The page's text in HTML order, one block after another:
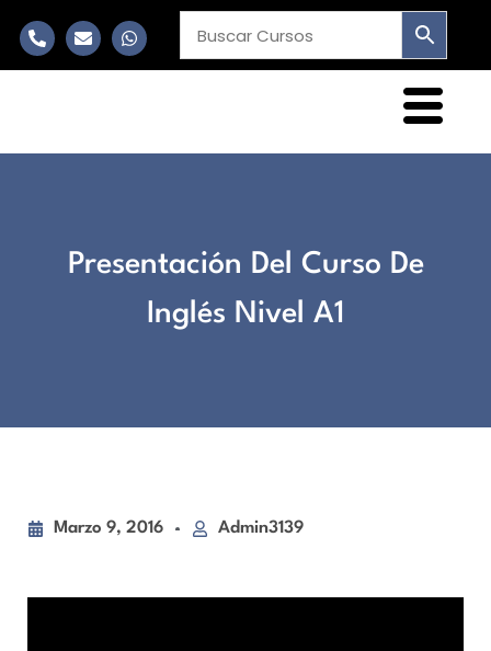
Presentación Del Curso De
Inglés Nivel A1
Marzo 9, 2016 Admin3139